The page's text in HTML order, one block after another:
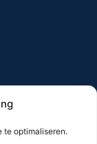
te optimaliseren.